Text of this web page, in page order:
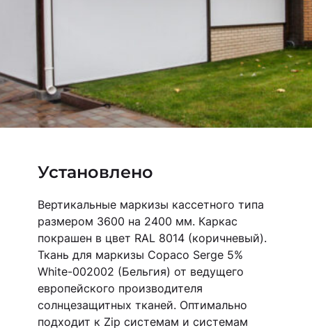
Установлено
Вертикальные маркизы кассетного типа
размером 3600 на 2400 мм. Каркас
покрашен в цвет RAL 8014 (коричневый).
Ткань для маркизы Copaco Serge 5%
White-002002 (Бельгия) от ведущего
европейского производителя
солнцезащитных тканей. Оптимально
подходит к Zip системам и системам